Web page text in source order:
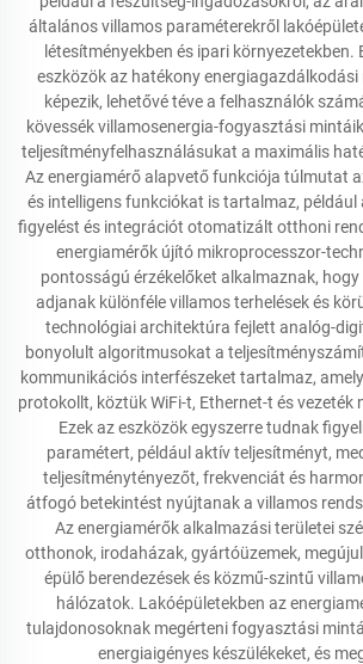
általános villamos paraméterekről
létesítményekben és ipari környezetekben.
eszközök az hatékony energiagazdálkodási
képezik, lehetővé téve a felhasználók
kövessék villamosenergia-fogyasztási
teljesítményfelhasználásukat a maximális
Az energiamérő alapvető funkciója túlmutat
és intelligens funkciókat is tartalmaz,
figyelést és integrációt otomatizált otthoni
energiamérők újító mikroprocesszor-
pontosságú érzékelőket alkalmaznak,
adjanak különféle villamos terhelések és
technológiai architektúra fejlett analóg-
bonyolult algoritmusokat a
kommunikációs interfészeket tartalmaz,
protokollt, köztük WiFi-t, Ethernet-t és vezeték
Ezek az eszközök egyszerre tudnak
paramétert, például aktív teljesítményt,
teljesítménytényezőt, frekvenciát és
átfogó betekintést nyújtanak a villamos
Az energiamérők alkalmazási területei
otthonok, irodaházak, gyártóüzemek,
épülő berendezések és közmű-szintű
hálózatok. Lakóépületekben az
tulajdonosoknak megérteni fogyasztási
energiaigényes készülékeket, és